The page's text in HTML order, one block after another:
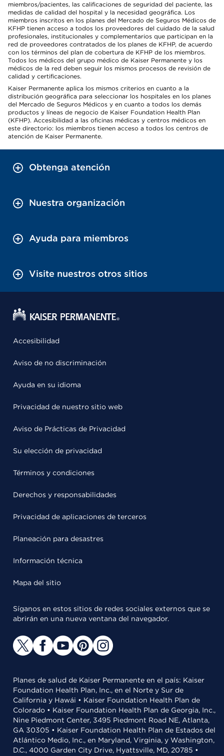
miembros/pacientes, las calificaciones de seguridad del paciente, las
medidas de calidad del hospital y la necesidad geográfica. Los
miembros inscritos en los planes del Mercado de Seguros Médicos de
KFHP tienen acceso a todos los proveedores del cuidado de la salud
profesionales, institucionales y complementarios que participan en la
red de proveedores contratados de los planes de KFHP, de acuerdo
con los términos del plan de cobertura de KFHP de los miembros.
Todos los médicos del grupo médico de Kaiser Permanente y los
médicos de la red deben seguir los mismos procesos de revisión de
calidad y certificaciones.
Kaiser Permanente aplica los mismos criterios en cuanto a la
distribución geográfica para seleccionar los hospitales en los planes
del Mercado de Seguros Médicos y en cuanto a todos los demás
productos y líneas de negocio de Kaiser Foundation Health Plan
(KFHP). Accesibilidad a las oficinas médicas y centros médicos en
este directorio: los miembros tienen acceso a todos los centros de
atención de Kaiser Permanente.
Obtenga atención
Nuestra organización
Ayuda para miembros
Visite nuestros otros sitios
Accesibilidad
Aviso de no discriminación
Ayuda en su idioma
Privacidad de nuestro sitio web
Aviso de Prácticas de Privacidad
Su elección de privacidad
Términos y condiciones
Derechos y responsabilidades
Privacidad de aplicaciones de terceros
Planeación para desastres
Información técnica
Mapa del sitio
Síganos en estos sitios de redes sociales externos que se
abrirán en una nueva ventana del navegador.
Planes de salud de Kaiser Permanente en el país: Kaiser
Foundation Health Plan, Inc., en el Norte y Sur de
California y Hawái • Kaiser Foundation Health Plan de
Colorado • Kaiser Foundation Health Plan de Georgia, Inc.,
Nine Piedmont Center, 3495 Piedmont Road NE, Atlanta,
GA 30305 • Kaiser Foundation Health Plan de Estados del
Atlántico Medio, Inc., en Maryland, Virginia, y Washington,
D.C., 4000 Garden City Drive, Hyattsville, MD, 20785 •